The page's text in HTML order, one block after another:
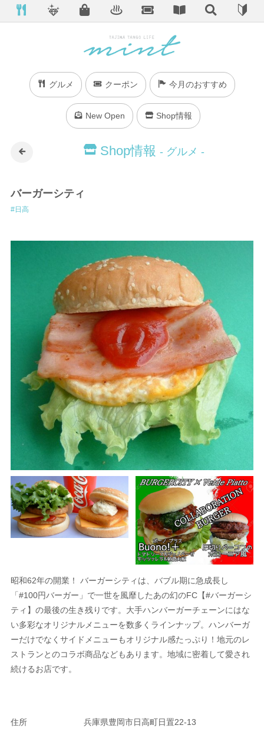
グルメ クーポン 今月のおすすめ
New Open Shop情報
Shop情報 - グルメ -
バーガーシティ
日高
昭和62年の開業！ バーガーシティは、バブル期に急成長し
「#100円バーガー」で一世を風靡したあの幻のFC【#バーガーシ
ティ】の最後の生き残りです。大手ハンバーガーチェーンにはな
い多彩なオリジナルメニューを数多くラインナップ。ハンバーガ
ーだけでなくサイドメニューもオリジナル感たっぷり！地元のレ
ストランとのコラボ商品などもあります。地域に密着して愛され
続けるお店です。
住所 兵庫県豊岡市日高町日置22-13